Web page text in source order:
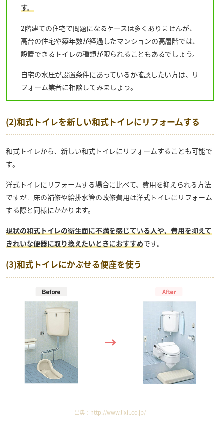
す。
2階建ての住宅で問題になるケースは多くありませんが、
高台の住宅や築年数が経過したマンションの高層階では、
設置できるトイレの種類が限られることもあるでしょう。
自宅の水圧が設置条件にあっているか確認したい方は、リ
フォーム業者に相談してみましょう。
(2)和式トイレを新しい和式トイレにリフォームする
和式トイレから、新しい和式トイレにリフォームすることも可能で
す。
洋式トイレにリフォームする場合に比べて、費用を抑えられる方法
ですが、床の補修や給排水管の改修費用は洋式トイレにリフォーム
する際と同様にかかります。
現状の和式トイレの衛生面に不満を感じている人や、費用を抑えて
きれいな便器に取り換えたいときにおすすめです。
(3)和式トイレにかぶせる便座を使う
出典： http://www.lixil.co.jp/